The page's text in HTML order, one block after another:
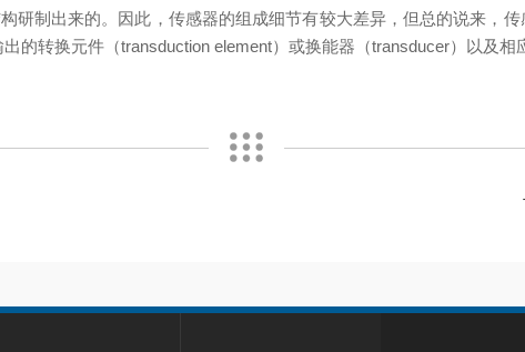
研制出来的。因此，传感器的组成细节有较大差异，但总的说来，
的转换元件（transduction element）或换能器（transducer）以及相